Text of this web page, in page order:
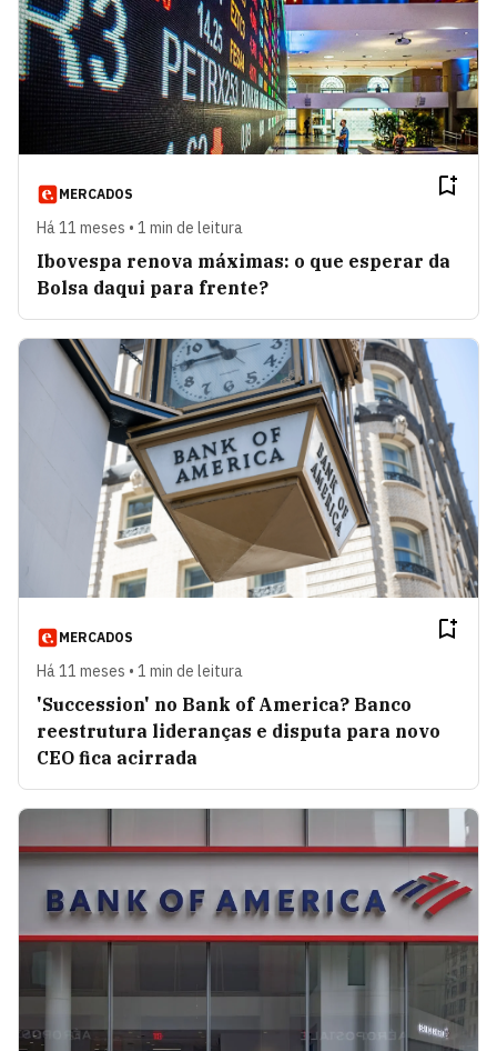
MERCADOS
Há 11 meses • 1 min de leitura
Ibovespa renova máximas: o que esperar da
Bolsa daqui para frente?
MERCADOS
Há 11 meses • 1 min de leitura
'Succession' no Bank of America? Banco
reestrutura lideranças e disputa para novo
CEO fica acirrada